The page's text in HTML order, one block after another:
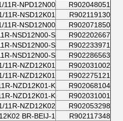
R902048051
11R-NPD12N00
R902119130
11R-NSD12K01
R902071850
11R-NSD12N00
R902202667
NSD12N00-S
R902233971
NSD12N00-S
R902286563
NSD12N00-S
R902031002
11R-NZD12K01
R902275121
11R-NZD12K01
R902068104
NZD12K01-K
R902031001
NZD12K01-K
R902053298
11R-NZD12K02
R902117348
BR-BEIJ-1